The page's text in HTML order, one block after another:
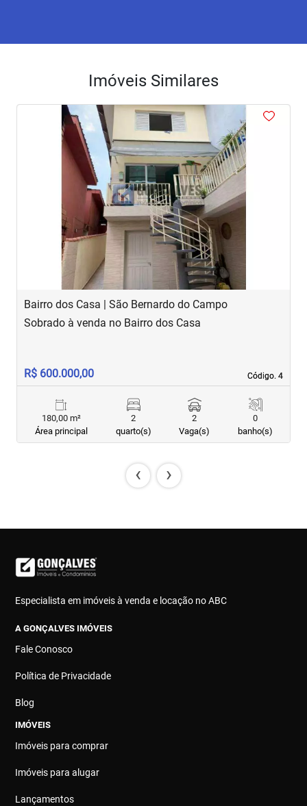
Imóveis Similares
Previous
Bairro dos Casa | São Bernardo do Campo
Código. 4
Código. 4
Sobrado à venda no Bairro dos Casa
R$ 600.000,00
180,00 m²
Área principal
2
quarto(s)
2
Vaga(s)
0
banho(s)
‹ ›
Especialista em imóveis à venda e locação no ABC
A GONÇALVES IMÓVEIS
Fale Conosco
Política de Privacidade
Blog
IMÓVEIS
Imóveis para comprar
Imóveis para alugar
Lançamentos